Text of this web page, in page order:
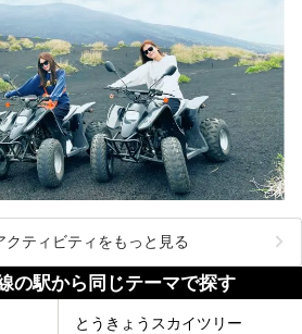
クティビティをもっと見る
の駅から同じテーマで探す
とうきょうスカイツリー